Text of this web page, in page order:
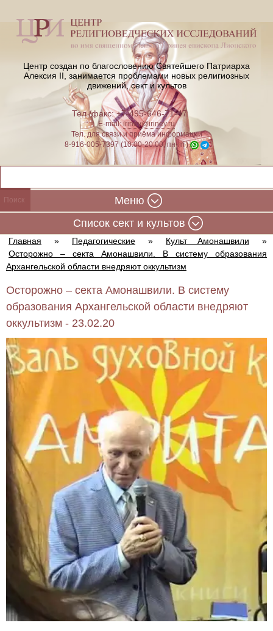
Центр создан по благословению Святейшего Патриарха
Алексия II, занимается проблемами новых религиозных
движений, сект и культов
Тел./факс: +7-495-646-71-47
E-mail:iriney@iriney.ru
Тел. для связи и приёма информации
8-916-005-7397 (10:00-20:00, пн-пт)
Меню
Cписок сект и культов
Главная » Педагогические » Культ Амонашвили
»
Осторожно – секта Амонашвили. В систему образования
Архангельской области внедряют оккультизм
Осторожно – секта Амонашвили. В систему
образования Архангельской области внедряют
оккультизм - 23.02.20